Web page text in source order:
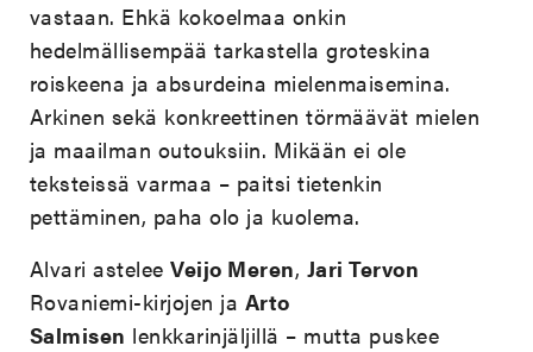
vastaan. Ehkä kokoelmaa onkin
hedelmällisempää tarkastella groteskina
roiskeena ja absurdeina mielenmaisemina.
Arkinen sekä konkreettinen törmäävät mielen
ja maailman outouksiin. Mikään ei ole
teksteissä varmaa – paitsi tietenkin
pettäminen, paha olo ja kuolema.
Alvari asteleeVeijo Meren, Jari Tervon
Rovaniemi-kirjojen ja Arto
Salmisen lenkkarinjäljillä – mutta puskee